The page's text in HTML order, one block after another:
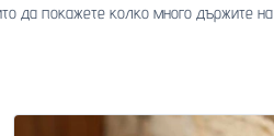
да покажете колко много държите на